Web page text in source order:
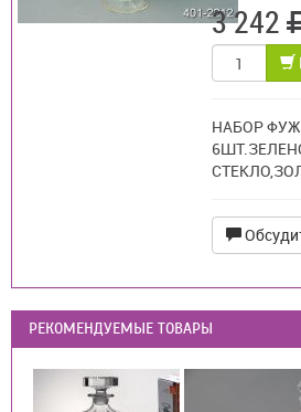
3 242
НАБОР
РЕКОМЕНДУЕМЫЕ ТОВАРЫ